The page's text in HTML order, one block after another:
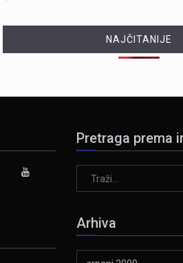
NAJČITANIJE
Pretraga prema
Arhiva